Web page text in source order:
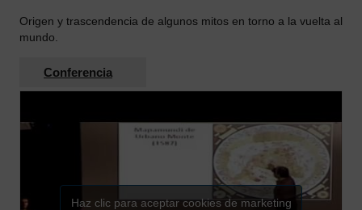
Haz clic para aceptar cookies de marketing
Origen y trascendencia de algunos mitos en torno a la vuelta al
mundo.
Conferencia